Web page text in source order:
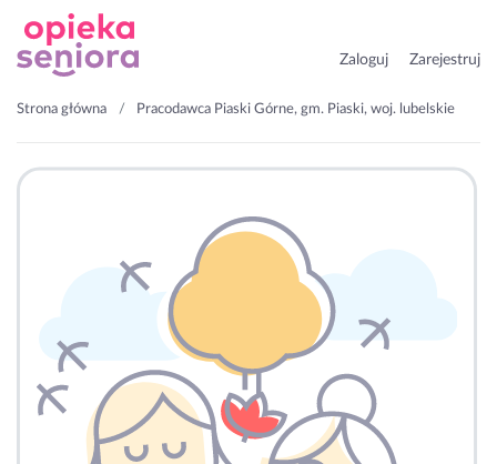
Zaloguj Zarejestruj
Strona główna Pracodawca Piaski Górne, gm. Piaski, woj. lubelskie